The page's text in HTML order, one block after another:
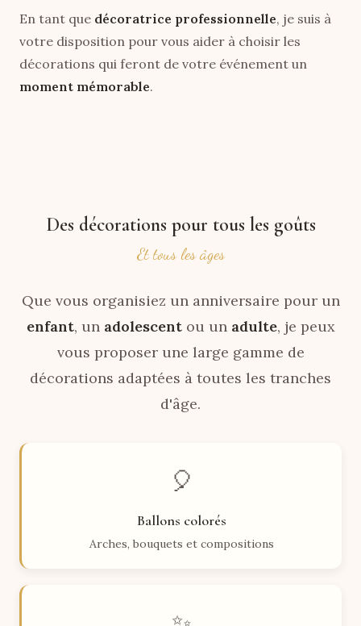
En tant que décoratrice professionnelle, je suis à
votre disposition pour vous aider à choisir les
décorations qui feront de votre événement un
moment mémorable.
Des décorations pour tous les goûts
Et tous les âges
Que vous organisiez un anniversaire pour un
enfant, un adolescentou un adulte, je peux
vous proposer une large gamme de
décorations adaptées à toutes les tranches
d'âge.
🎈
Ballons colorés
Arches, bouquets et compositions